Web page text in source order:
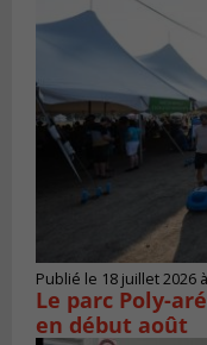
Publié le 18 juillet 2026
Le parc Poly-
en début août